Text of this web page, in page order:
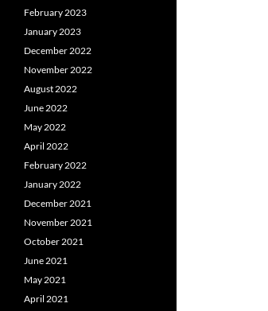
February 2023
January 2023
December 2022
November 2022
August 2022
June 2022
May 2022
April 2022
February 2022
January 2022
December 2021
November 2021
October 2021
June 2021
May 2021
April 2021